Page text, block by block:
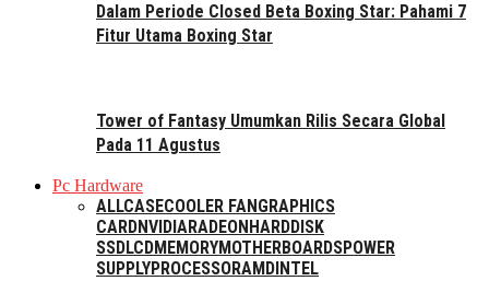
Dalam Periode Closed Beta Boxing Star: Pahami 7
Fitur Utama Boxing Star
Tower of Fantasy Umumkan Rilis Secara Global
Pada 11 Agustus
Pc Hardware
ALLCASECOOLER FAN GRAPHICS
CARDNVIDIARADEON HARDDISK
SSDLCDMEMORYMOTHERBOARDSPOWER
SUPPLYPROCESSORAMD INTEL